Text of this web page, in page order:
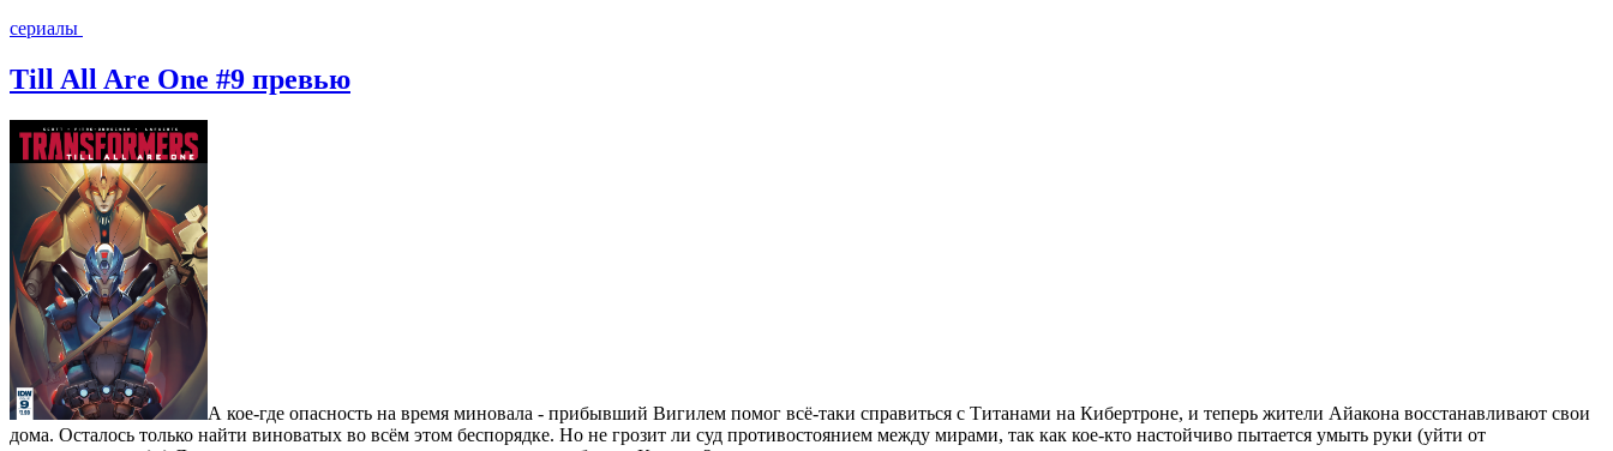
сериалы
Till All Are One #9 превью
А кое-где опасность на время миновала - прибывший Вигилем помог всё-таки справиться с Титанами на Кибертроне, и теперь жители Айакона восстанавливают свои
дома. Осталось только найти виноватых во всём этом беспорядке. Но не грозит ли суд противостоянием между мирами, так как кое-кто настойчиво пытается умыть руки (уйти от